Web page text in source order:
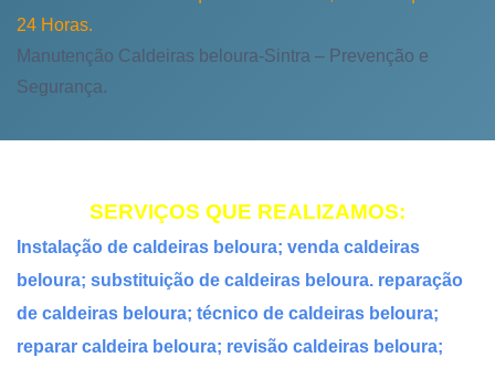
24 Horas.
Manutenção Caldeiras beloura-Sintra – Prevenção e
Segurança.
SERVIÇOS QUE REALIZAMOS:
Instalação de caldeiras beloura; venda caldeiras
beloura; substituição de caldeiras beloura. reparação
de caldeiras beloura; técnico de caldeiras beloura;
reparar caldeira beloura; revisão caldeiras beloura;